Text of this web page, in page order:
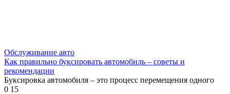
Обслуживание авто
Как правильно буксировать автомобиль – советы и
рекомендации
Буксировка автомобиля – это процесс перемещения одного
0 15